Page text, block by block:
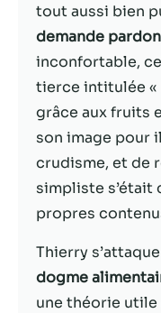
tout aussi bien
demande
inconfortable,
tierce intitulée
grâce aux fruits
son image pour
crudisme, et de
simpliste s’était
propres
Thierry
dogme
une théorie